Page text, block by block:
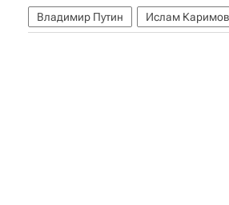
Владимир Путин Ислам Каримов